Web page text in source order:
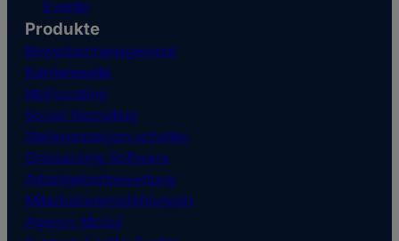
Events
Produkte
Bewerbermanagement
Karriereseite
Multiposting
Social Recruiting
Stellenanzeigen schalten
Onboarding Software
Arbeitgeberbewertung
Mitarbeiterempfehlungen
Agency Modul